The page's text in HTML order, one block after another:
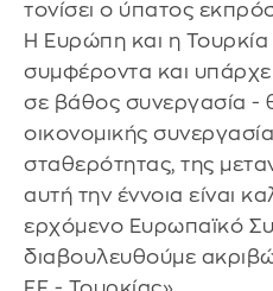
τονίσει ο ύπατος
Η Ευρώπη και η Τουρκία
συμφέροντα και
σε βάθος συνεργασία -
οικονομικής
σταθερότητας, της
αυτή την έννοια είναι
ερχόμενο Ευρωπαϊκό
διαβουλευθούμε